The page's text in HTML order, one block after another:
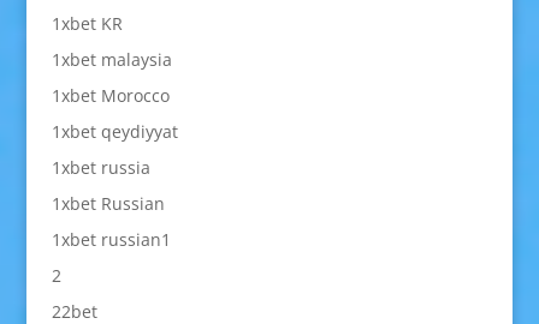
1xbet KR
1xbet malaysia
1xbet Morocco
1xbet qeydiyyat
1xbet russia
1xbet Russian
1xbet russian1
2
22bet